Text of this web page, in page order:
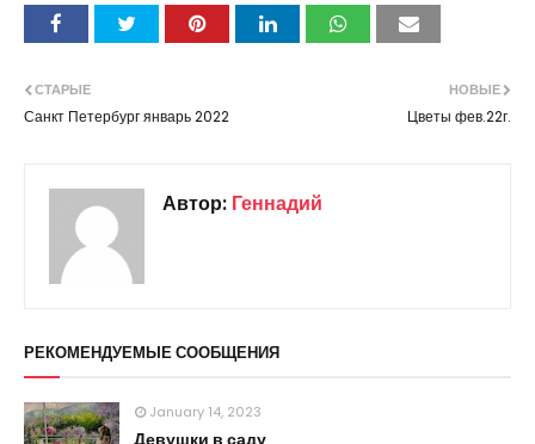
НОВЫЕ
Цветы фев.22г.
СТАРЫЕ
Санкт Петербург январь 2022
Автор: Геннадий
РЕКОМЕНДУЕМЫЕ СООБЩЕНИЯ
January 14, 2023
Девушки в саду